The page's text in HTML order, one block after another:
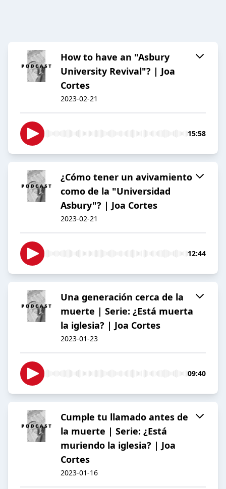
How to have an "Asbury
University Revival"? | Joa
Cortes
2023-02-21
15:58
¿Cómo tener un avivamiento
como de la "Universidad
Asbury"? | Joa Cortes
2023-02-21
12:44
Una generación cerca de la
muerte | Serie: ¿Está muerta
la iglesia? | Joa Cortes
2023-01-23
09:40
Cumple tu llamado antes de
la muerte | Serie: ¿Está
muriendo la iglesia? | Joa
Cortes
2023-01-16